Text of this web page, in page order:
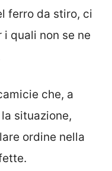
ferro da stiro, ci
quali non se ne
che, a
situazione,
ordine nella